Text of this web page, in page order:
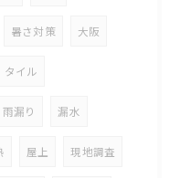
暑さ対策 大阪
タイル
雨漏り 漏水
屋上 現地調査